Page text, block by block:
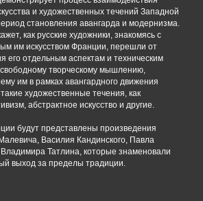
и художественных течений Западной
становления авангарда и модернизма.
как русские художники, знакомясь с
им искусством Франции, перешли от
его отдельным аспектам и техническим
творческому мышлению,
им в рамках авангардного движения
художественные течения, как
абстрактное искусство и другие.
будут представлены произведения
Василия Кандинского, Павла
Татлина, которые знаменовали
выход за пределы традиции.